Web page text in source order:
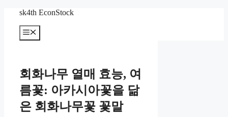
sk4th EconStock
메
뉴
회화나무 열매 효능, 여
름꽃: 아카시아꽃을 닮
은 회화나무꽃 꽃말